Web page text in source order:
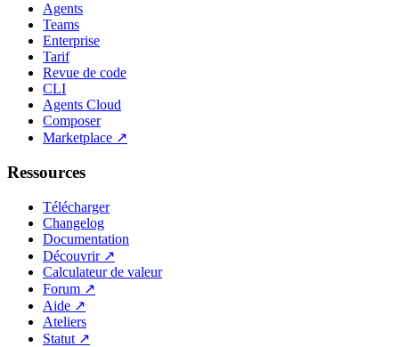
Agents
Teams
Enterprise
Tarif
Revue de code
CLI
Agents Cloud
Composer
Marketplace ↗
Ressources
Télécharger
Changelog
Documentation
Découvrir↗
Calculateur de valeur
Forum ↗
Aide ↗
Ateliers
Statut ↗